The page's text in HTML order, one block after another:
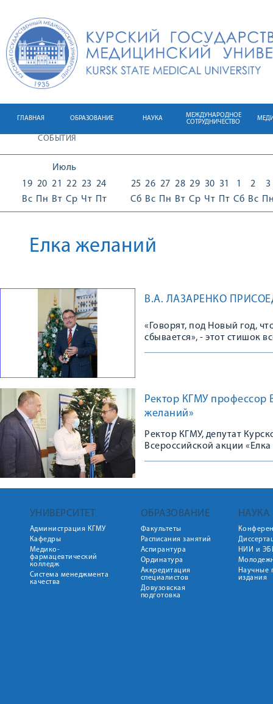
ГЛАВНАЯ ОБРАЗОВАНИЕ НАУКА
МЕЖДУНАРОДНОЕ
СОТРУДНИЧЕСТВО
СОБЫТИЯ
Июль
19
Вс
20
Пн
21
Вт
22
Ср
23
Чт
24
Пт
25
Сб
26
Вс
27
Пн
28
Вт
29
Ср
30
Чт
31
Пт
1
Сб
2
Вс
3
Елка желаний
В.А. ЛАЗАРЕНКО
«Говорят, под Новый год,
сбывается», - этот стишок
Ректор КГМУ профессор
желаний»
Ректор КГМУ, депутат
Всероссийской акции
УНИВЕРСИТЕТ
Администрация КГМУ
Кафедры
Медико-
фармацевтический
колледж
Система менеджмента
качества
ОБРАЗОВАНИЕ
Факультеты
Расписания занятий
Аспирантура
Ординатура
Аккредитация
специалистов
Довузовская
подготовка
НАУКА
НИИ и
Научные
издания